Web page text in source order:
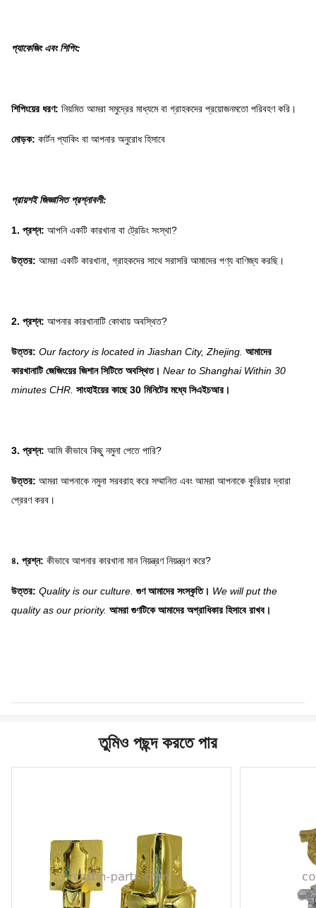
প্যাকেজিং এবং শিপিং:
শিপিংয়ের ধরণ: নিয়মিত আমরা সমুদ্রের মাধ্যমে বা গ্রাহকদের প্রয়োজনমতো পরিবহণ করি।
মোড়ক: কার্টন প্যাকিং বা আপনার অনুরোধ হিসাবে
প্রায়শই জিজ্ঞাসিত প্রশ্নাবলী:
1. প্রশ্ন: আপনি একটি কারখানা বা ট্রেডিং সংস্থা?
উত্তর: আমরা একটি কারখানা, গ্রাহকদের সাথে সরাসরি আমাদের পণ্য বাণিজ্য করছি।
2. প্রশ্ন: আপনার কারখানাটি কোথায় অবস্থিত?
উত্তর: Our factory is located in Jiashan City, Zhejing. আমাদের
কারখানাটি জেজিংয়ের জিশান সিটিতে অবস্থিত। Near to Shanghai Within 30
minutes CHR. সাংহাইয়ের কাছে 30 মিনিটের মধ্যে সিএইচআর।
3. প্রশ্ন: আমি কীভাবে কিছু নমুনা পেতে পারি?
উত্তর: আমরা আপনাকে নমুনা সরবরাহ করে সম্মানিত এবং আমরা আপনাকে কুরিয়ার দ্বারা
প্রেরণ করব।
৪. প্রশ্ন: কীভাবে আপনার কারখানা মান নিয়ন্ত্রণ নিয়ন্ত্রণ করে?
উত্তর: Quality is our culture. গুণ আমাদের সংস্কৃতি। We will put the
quality as our priority. আমরা গুণটিকে আমাদের অগ্রাধিকার হিসাবে রাখব।
তুমিও পছন্দ করতে পার